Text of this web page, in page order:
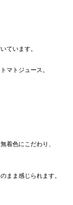
ています。
マトジュース。
着色にこだわり、
まま感じられます。